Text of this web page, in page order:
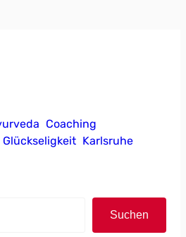
Coaching
Glückseligkeit Karlsruhe
Suchen